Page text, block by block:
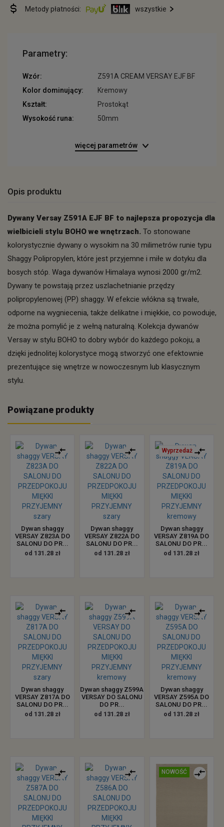
Metody płatności: wszystkie
Parametry:
Wzór:
Z591A CREAM VERSAY EJF BF
Kolor dominujący:
Kremowy
Kształt:
Prostokąt
Wysokość runa:
50mm
więcej parametrów
Opis produktu
Dywany Versay Z591A EJF BF to najlepsza propozycja dla
wielbicieli stylu BOHO we wnętrzach. To stonowane
kolorystycznie dywany o wysokim na 30 milimetrów runie typu
Shaggy Polipropylen, które jest przyjemne i miłe w dotyku dla
bosych stóp. Waga dywanów Himalaya wynosi 2000 gr/m2.
Dywany te powstają przez uszlachetnianie przędzy
polipropylenowej (PP) shaggy. W efekcie włókna są trwałe,
odporne na wygniecenia, także delikatne i miękkie, co powoduje,
że można pomylić je z wełną naturalną. Kolekcja dywanów
Versay w stylu BOHO to dobry wybór do każdego pokoju, a
dzięki jednolitej kolorystyce mogą stworzyć one efektownie
prezentujące się wnętrze w nowoczesnym lub klasycznym
stylu.
Powiązane produkty
Dywan shaggy
VERSAY Z823A DO
SALONU DO PR...
od 131.28 zł
Dywan shaggy
VERSAY Z822A DO
SALONU DO PR...
od 131.28 zł
Wyprzedaż
Dywan shaggy
VERSAY Z819A DO
SALONU DO PR...
od 131.28 zł
Dywan shaggy
VERSAY Z817A DO
SALONU DO PR...
od 131.28 zł
Dywan shaggy Z599A
VERSAY DO SALONU
DO PR...
od 131.28 zł
Dywan shaggy
VERSAY Z595A DO
SALONU DO PR...
od 131.28 zł
NOWOŚĆ